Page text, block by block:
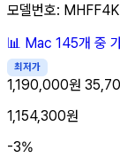
모델번호:
📊 Mac 145개 중
최저가
1,190,000원
1,154,300원
-3%